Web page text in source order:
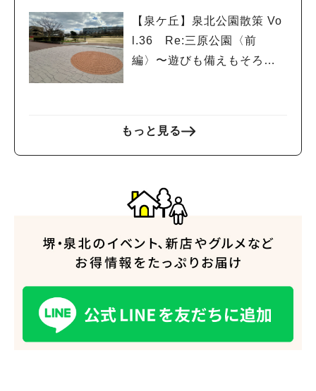
【泉ケ丘】泉北公園散策 Vo
l.36 Re:三原公園〈前
編〉〜遊びも備えもそろ
もっと見る
#あなたはどっち？